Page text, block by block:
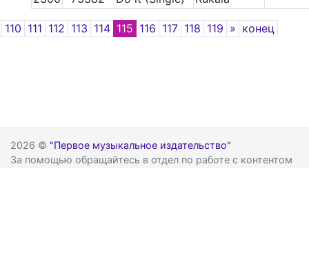
110 111 112 113 114 115 116 117 118 119 » Next
конец
2026 © "Первое музыкальное издательство"
За помощью обращайтесь в отдел по работе с контентом